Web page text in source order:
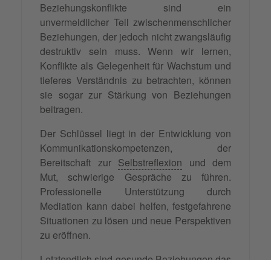
Beziehungskonflikte sind ein
unvermeidlicher Teil zwischenmenschlicher
Beziehungen, der jedoch nicht zwangsläufig
destruktiv sein muss. Wenn wir lernen,
Konflikte als Gelegenheit für Wachstum und
tieferes Verständnis zu betrachten, können
sie sogar zur Stärkung von Beziehungen
beitragen.
Der Schlüssel liegt in der Entwicklung von
Kommunikationskompetenzen, der
Bereitschaft zur Selbstreflexion und dem
Mut, schwierige Gespräche zu führen.
Professionelle Unterstützung durch
Mediation kann dabei helfen, festgefahrene
Situationen zu lösen und neue Perspektiven
zu eröffnen.